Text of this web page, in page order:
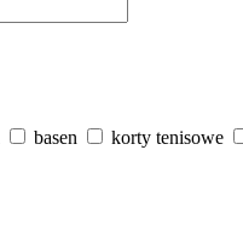
basen korty tenisowe